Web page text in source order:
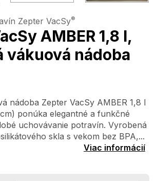
Zepter VacSy®
AMBER 1,8 l,
vákuová nádoba
nádoba Zepter VacSy AMBER 1,8 l
ponúka elegantné a funkčné
uchovávanie potravín. Vyrobená
skla s vekom bez BPA,...
Viac informácií